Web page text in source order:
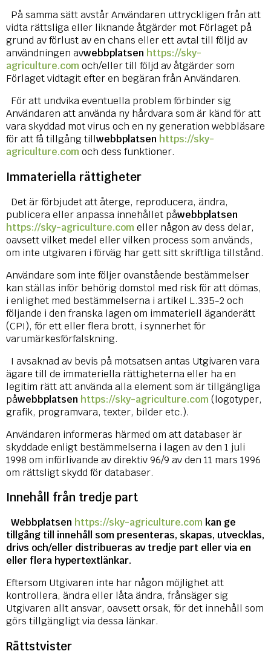
På samma sätt avstår Användaren uttryckligen från att
vidta rättsliga eller liknande åtgärder mot Förlaget på
grund av förlust av en chans eller ett avtal till följd av
användningen avwebbplatsen https://sky-
agriculture.com och/eller till följd av åtgärder som
Förlaget vidtagit efter en begäran från Användaren.
För att undvika eventuella problem förbinder sig
Användaren att använda ny hårdvara som är känd för att
vara skyddad mot virus och en ny generation webbläsare
för att få tillgång tillwebbplatsen https://sky-
agriculture.com och dess funktioner.
Immateriella rättigheter
Det är förbjudet att återge, reproducera, ändra,
publicera eller anpassa innehållet påwebbplatsen
https://sky-agriculture.com eller någon av dess delar,
oavsett vilket medel eller vilken process som används,
om inte utgivaren i förväg har gett sitt skriftliga tillstånd.
Användare som inte följer ovanstående bestämmelser
kan ställas inför behörig domstol med risk för att dömas,
i enlighet med bestämmelserna i artikel L.335-2 och
följande i den franska lagen om immateriell äganderätt
(CPI), för ett eller flera brott, i synnerhet för
varumärkesförfalskning.
I avsaknad av bevis på motsatsen antas Utgivaren vara
ägare till de immateriella rättigheterna eller ha en
legitim rätt att använda alla element som är tillgängliga
påwebbplatsen https://sky-agriculture.com (logotyper,
grafik, programvara, texter, bilder etc.).
Användaren informeras härmed om att databaser är
skyddade enligt bestämmelserna i lagen av den 1 juli
1998 om införlivande av direktiv 96/9 av den 11 mars 1996
om rättsligt skydd för databaser.
Innehåll från tredje part
Webbplatsen https://sky-agriculture.com kan ge
tillgång till innehåll som presenteras, skapas, utvecklas,
drivs och/eller distribueras av tredje part eller via en
eller flera hypertextlänkar.
Eftersom Utgivaren inte har någon möjlighet att
kontrollera, ändra eller låta ändra, frånsäger sig
Utgivaren allt ansvar, oavsett orsak, för det innehåll som
görs tillgängligt via dessa länkar.
Rättstvister